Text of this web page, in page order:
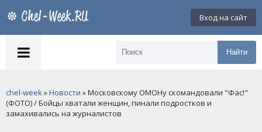
Вход на сайт
Найти
chel-week»Новости » Московскому ОМОНу скомандовали "Фас!"
(ФОТО) / Бойцы хватали женщин, пинали подростков и
замахивались на журналистов